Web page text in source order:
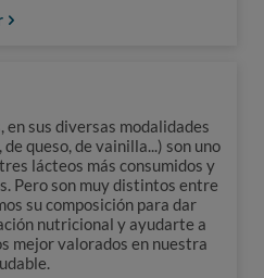
en sus diversas modalidades
de queso, de vainilla...) son uno
lácteos más consumidos y
Pero son muy distintos entre
su composición para dar
nutricional y ayudarte a
mejor valorados en nuestra